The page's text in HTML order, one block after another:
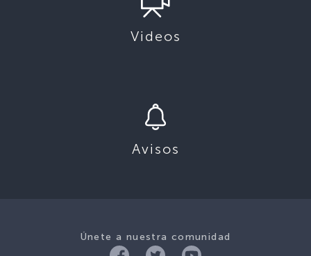
Videos
Avisos
Únete a nuestra comunidad